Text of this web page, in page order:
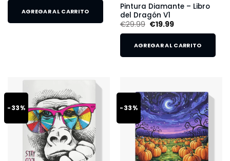
AGREGAR AL CARRITO
Pintura Diamante – Libro
del Dragón V1
€29.99 €19.99
AGREGAR AL CARRITO
-33% -33%